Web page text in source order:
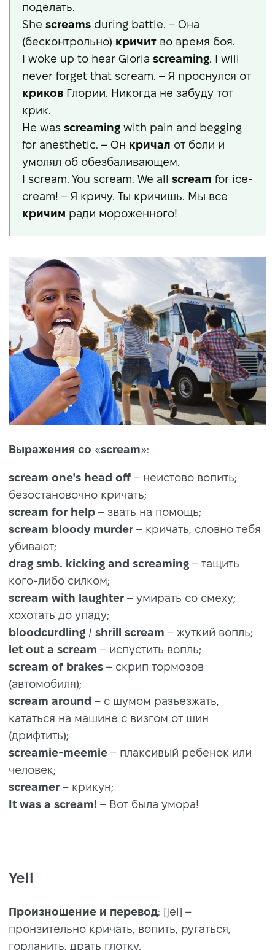
поделать.
She screams during battle. – Она
(бесконтрольно) кричит во время боя.
I woke up to hear Gloria screaming. I will
never forget that scream. – Я проснулся от
криков Глории. Никогда не забуду тот
крик.
He was screaming with pain and begging
for anesthetic. – Он кричал от боли и
умолял об обезбаливающем.
I scream. You scream. We all scream for ice-
cream! – Я кричу. Ты кричишь. Мы все
кричим ради мороженного!
Выражения со «scream»:
scream one's head off – неистово вопить;
безостановочно кричать;
scream for help – звать на помощь;
scream bloody murder – кричать, словно тебя
убивают;
drag smb. kicking and screaming – тащить
кого-либо силком;
scream with laughter – умирать со смеху;
хохотать до упаду;
bloodcurdling / shrill scream – жуткий вопль;
let out a scream – испустить вопль;
scream of brakes – скрип тормозов
(автомобиля);
scream around – с шумом разъезжать,
кататься на машине с визгом от шин
(дрифтить);
screamie-meemie – плаксивый ребенок или
человек;
screamer – крикун;
It was a scream! – Вот была умора!
Yell
Произношение и перевод: [jel] –
пронзительно кричать, вопить, ругаться,
горланить, драть глотку.